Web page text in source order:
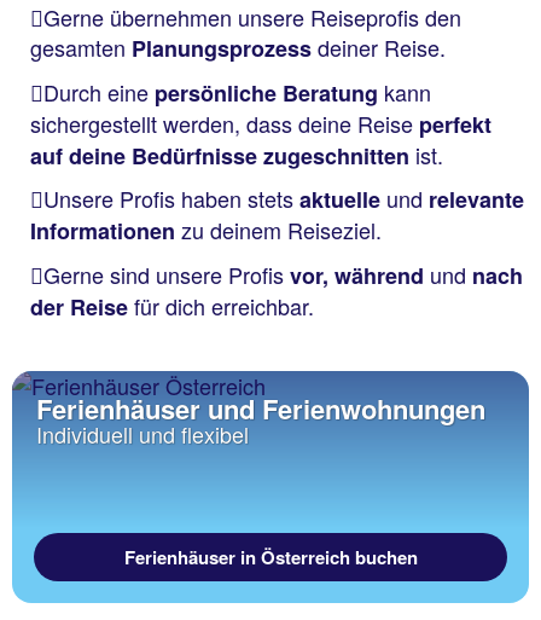
Gerne übernehmen unsere Reiseprofis den
gesamten Planungsprozessdeiner Reise.
Durch eine persönliche Beratung kann
sichergestellt werden, dass deine Reise perfekt
auf deine Bedürfnisse zugeschnitten ist.
Unsere Profis haben stetsaktuelle und relevante
Informationen zu deinem Reiseziel.
Gerne sind unsere Profisvor, während und nach
der Reisefür dich erreichbar.
Ferienhäuser und Ferienwohnungen
Individuell und flexibel
Ferienhäuser in Österreich buchen